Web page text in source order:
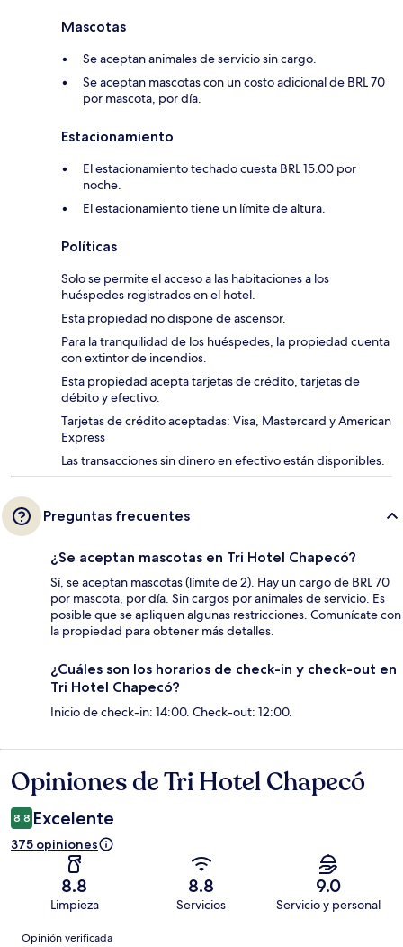
Mascotas
Se aceptan animales de servicio sin cargo.
Se aceptan mascotas con un costo adicional de BRL 70
por mascota, por día.
Estacionamiento
El estacionamiento techado cuesta BRL 15.00 por
noche.
El estacionamiento tiene un límite de altura.
Políticas
Solo se permite el acceso a las habitaciones a los
huéspedes registrados en el hotel.
Esta propiedad no dispone de ascensor.
Para la tranquilidad de los huéspedes, la propiedad cuenta
con extintor de incendios.
Esta propiedad acepta tarjetas de crédito, tarjetas de
débito y efectivo.
Tarjetas de crédito aceptadas: Visa, Mastercard y American
Express
Las transacciones sin dinero en efectivo están disponibles.
Preguntas frecuentes
¿Se aceptan mascotas en Tri Hotel Chapecó?
Sí, se aceptan mascotas (límite de 2). Hay un cargo de BRL 70
por mascota, por día. Sin cargos por animales de servicio. Es
posible que se apliquen algunas restricciones. Comunícate con
la propiedad para obtener más detalles.
¿Cuáles son los horarios de check-in y check-out en
Tri Hotel Chapecó?
Inicio de check-in: 14:00. Check-out: 12:00.
Opiniones
Opiniones de Tri Hotel Chapecó
8.8 Excelente
375 opiniones
8.8
Limpieza
8.8
Servicios
9.0
Servicio y personal
Opiniones
Opinión verificada